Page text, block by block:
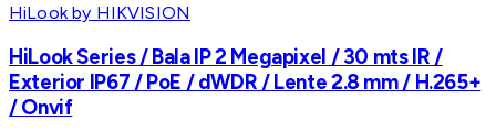
HiLook by HIKVISION
HiLook Series / Bala IP 2 Megapixel / 30 mts IR /
Exterior IP67 / PoE / dWDR / Lente 2.8 mm / H.265+
/ Onvif